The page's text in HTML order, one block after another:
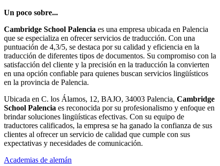
Un poco sobre...
Cambridge School Palencia es una empresa ubicada en Palencia
que se especializa en ofrecer servicios de traducción. Con una
puntuación de 4,3/5, se destaca por su calidad y eficiencia en la
traducción de diferentes tipos de documentos. Su compromiso con la
satisfacción del cliente y la precisión en la traducción la convierten
en una opción confiable para quienes buscan servicios lingüísticos
en la provincia de Palencia.
Ubicada en C. los Álamos, 12, BAJO, 34003 Palencia, Cambridge
School Palencia es reconocida por su profesionalismo y enfoque en
brindar soluciones lingüísticas efectivas. Con su equipo de
traductores calificados, la empresa se ha ganado la confianza de sus
clientes al ofrecer un servicio de calidad que cumple con sus
expectativas y necesidades de comunicación.
Academias de alemán